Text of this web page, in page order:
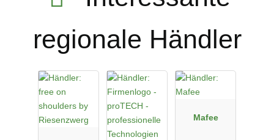
regionale Händler
Mafee